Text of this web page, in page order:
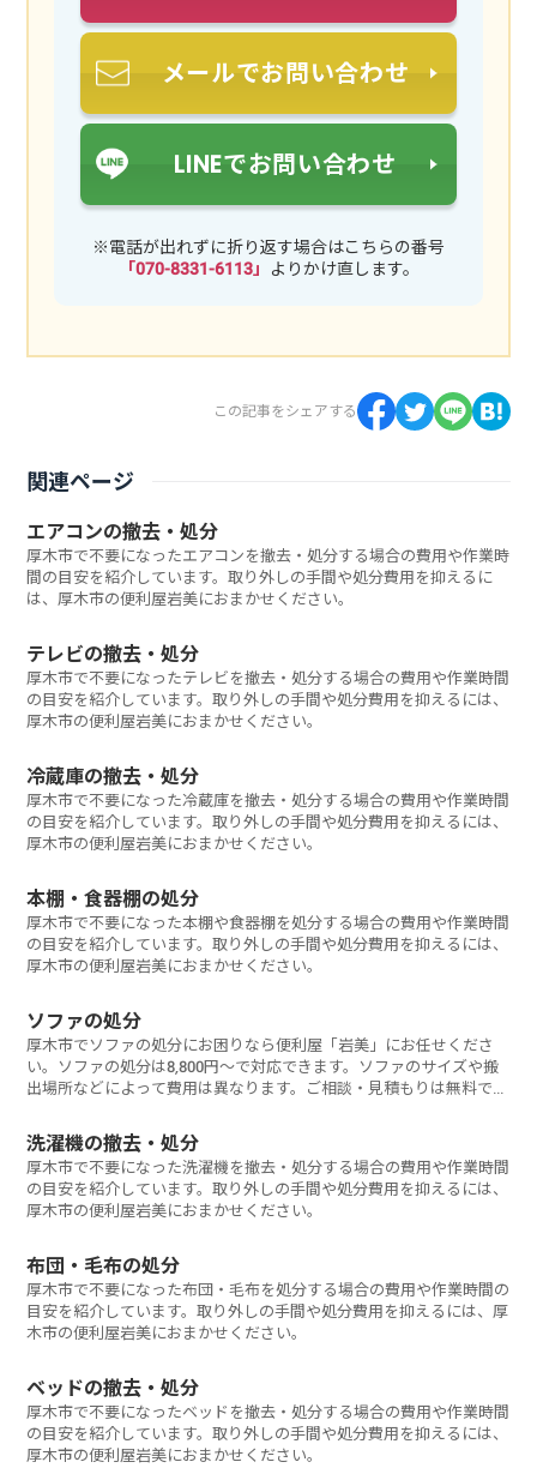
メールでお問い合わせ
LINEでお問い合わせ
※電話が出れずに折り返す場合はこちらの番号
「070-8331-6113」 よりかけ直します。
この記事をシェアする
関連ページ
エアコンの撤去・処分
厚木市で不要になったエアコンを撤去・処分する場合の費用や作業時
間の目安を紹介しています。取り外しの手間や処分費用を抑えるに
は、厚木市の便利屋岩美におまかせください。
テレビの撤去・処分
厚木市で不要になったテレビを撤去・処分する場合の費用や作業時間
の目安を紹介しています。取り外しの手間や処分費用を抑えるには、
厚木市の便利屋岩美におまかせください。
冷蔵庫の撤去・処分
厚木市で不要になった冷蔵庫を撤去・処分する場合の費用や作業時間
の目安を紹介しています。取り外しの手間や処分費用を抑えるには、
厚木市の便利屋岩美におまかせください。
本棚・食器棚の処分
厚木市で不要になった本棚や食器棚を処分する場合の費用や作業時間
の目安を紹介しています。取り外しの手間や処分費用を抑えるには、
厚木市の便利屋岩美におまかせください。
ソファの処分
厚木市でソファの処分にお困りなら便利屋「岩美」にお任せくださ
い。ソファの処分は8,800円～で対応できます。ソファのサイズや搬
出場所などによって費用は異なります。ご相談・見積もりは無料で
洗濯機の撤去・処分
厚木市で不要になった洗濯機を撤去・処分する場合の費用や作業時間
の目安を紹介しています。取り外しの手間や処分費用を抑えるには、
厚木市の便利屋岩美におまかせください。
布団・毛布の処分
厚木市で不要になった布団・毛布を処分する場合の費用や作業時間の
目安を紹介しています。取り外しの手間や処分費用を抑えるには、厚
木市の便利屋岩美におまかせください。
ベッドの撤去・処分
厚木市で不要になったベッドを撤去・処分する場合の費用や作業時間
の目安を紹介しています。取り外しの手間や処分費用を抑えるには、
厚木市の便利屋岩美におまかせください。